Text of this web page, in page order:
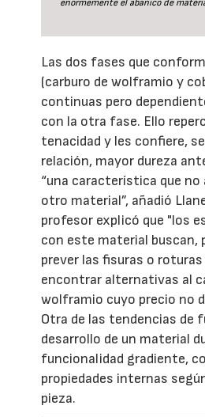
enormemente el abanico de
Las dos fases que
(carburo de wolframio y
continuas pero
con la otra fase. Ello
tenacidad y les confiere,
relación, mayor dureza
“una característica que
otro material”, añadió
profesor explicó que "los
con este material buscan,
prever las fisuras o
encontrar alternativas al
wolframio cuyo precio no
Otra de las tendencias de
desarrollo de un material
funcionalidad gradiente,
propiedades internas
pieza.